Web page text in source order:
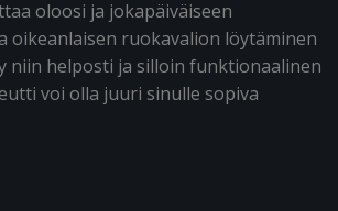
oloosi ja jokapäiväiseen
oikeanlaisen ruokavalion löytäminen
niin helposti ja silloin funktionaalinen
voi olla juuri sinulle sopiva